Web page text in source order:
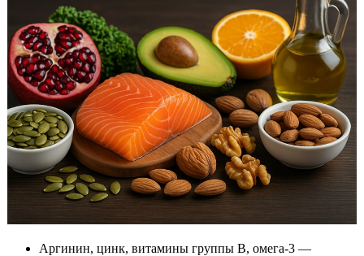
Аргинин, цинк, витамины группы B, омега-3 —